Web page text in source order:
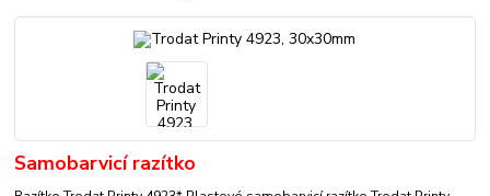
Samobarvicí razítko